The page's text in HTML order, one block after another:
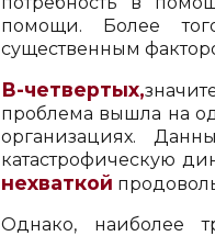
помощи. Более
существенным
В-четвертых,
проблема вышла на
организациях.
катастрофическую
нехваткой
Однако, наиболее